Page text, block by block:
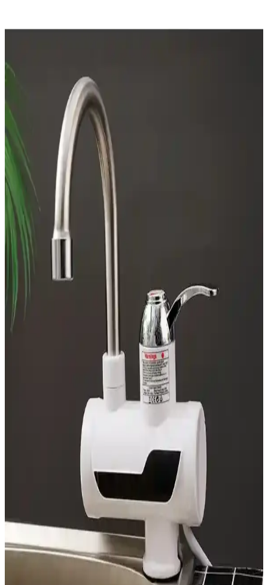
Kullanıcı Deneyimleri
sağlar. Güvenlik, kolay temizlik ve hassas sıcaklık kontrolü
avantajlarıyla öne çıkar. Uygun tencere seçimi ve kaliteli model
tercihine dikkat edilmelidir.
Tezgah Derinliğinde Buzdolabı Seçimi: Markalar,
Modeller ve Fiyat Performans Analizi
Tezgah derinliğinde buzdolabı seçimi, mutfak tasarımına uyum,
dayanıklılık ve fiyat performansını içerir. LG, Bosch, Fisher &
Paykel gibi markaların modelleri ve özellikleri karşılaştırılır.
Modern Mutfak Robotları: Günümüz
Mutfaklarının Vazgeçilmez Teknolojik Çözümleri
Günümüzde mutfak robotları, çok fonksiyonlu ve kullanışlı
tasarımlarıyla zaman ve enerji tasarrufu sağlıyor, mutfakta verimliliği
artırıyor.
10 İşlevli Çok Fonksiyonlu Mutfak Robotları ve
Kullanım Avantajları
Gelişen mutfak teknolojileri ile 10 fonksiyonlu mutfak robotları,
zamandan ve enerjiden tasarruf ederek mutfakta pratik çözümler
Özel Gereksinimli Bireyler İçin Basit Kontrollü
Airfryer Seçim Rehberi
Özel gereksinimli bireyler için basit döner düğmeli ve az butonlu
airfryer modelleri önerilmektedir. Bu cihazlar, kullanım kolaylığı ve
güvenlik sağlar, bağımsız yemek hazırlamayı destekler.
Dökme Demir Ocak Izgaralarının Dayanıklılığı,
Temizlik ve Kullanım Avantajları
Dökme demir ocak ızgaraları dayanıklılıkları ve sağlam yapılarıyla
öne çıkar. Temizlikte zorluklar yaşansa da düzenli bakım ve uygun
yöntemlerle uzun ömürlü kullanımları mümkündür.
Elektrikli Kıyma Makineleri: Mutfakta Pratiklik ve
Hijyen Sağlayan Çözümler
Elektrikli kıyma makineleri, dayanıklı malzemeleri ve gelişmiş
özellikleriyle mutfakta pratiklik sağlar, hijyen ve güvenlik sunar,